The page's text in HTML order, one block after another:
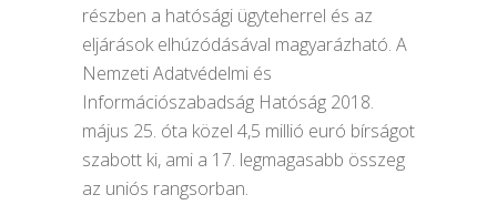
részben a hatósági ügyteherrel és az
eljárások elhúzódásával magyarázható. A
Nemzeti Adatvédelmi és
Információszabadság Hatóság 2018.
május 25. óta közel 4,5 millió euró bírságot
szabott ki, ami a 17. legmagasabb összeg
az uniós rangsorban.